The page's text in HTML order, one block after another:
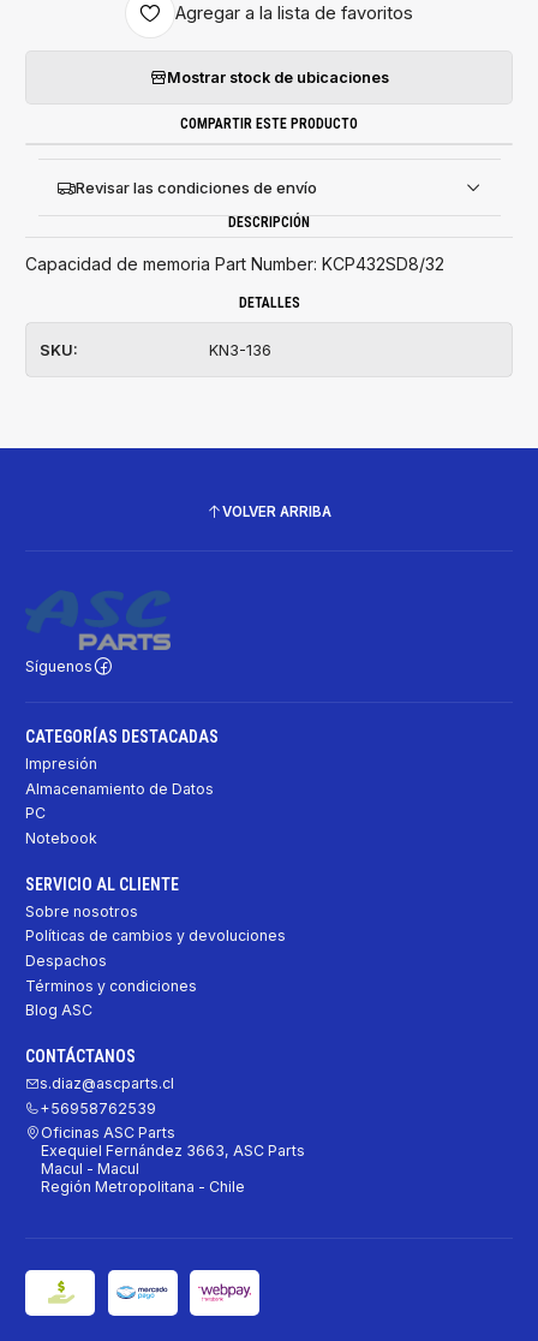
Agregar a la lista de favoritos
Mostrar stock de ubicaciones
COMPARTIR ESTE PRODUCTO
Revisar las condiciones de envío
DESCRIPCIÓN
Capacidad de memoria Part Number: KCP432SD8/32
DETALLES
SKU: KN3-136
VOLVER ARRIBA
Síguenos
CATEGORÍAS DESTACADAS
Impresión
Almacenamiento de Datos
PC
Notebook
SERVICIO AL CLIENTE
Sobre nosotros
Políticas de cambios y devoluciones
Despachos
Términos y condiciones
Blog ASC
CONTÁCTANOS
s.diaz@ascparts.cl
+56958762539
Oficinas ASC Parts
Exequiel Fernández 3663, ASC Parts
Macul - Macul
Región Metropolitana - Chile